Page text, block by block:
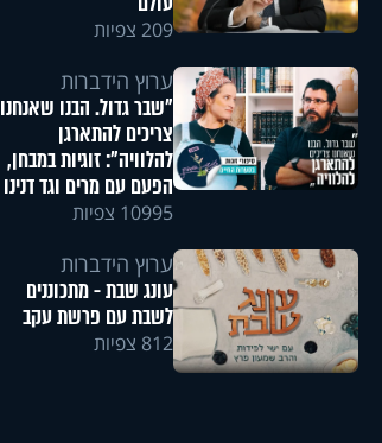
209 צפיות
ערוץ הידברות
"שבר גדול. הבנו שאנחנו
צריכים להתארגן
להלוויה": זוגיות במבחן,
הפעם עם מרים וגד דנינו
10995 צפיות
ערוץ הידברות
עונג שבת - מתכוננים
לשבת עם פרשת עקב
812 צפיות